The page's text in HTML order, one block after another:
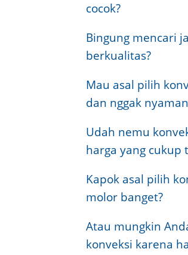
cocok?
Bingung mencari
berkualitas?
Mau asal pilih
dan nggak
Udah nemu
harga yang cukup
Kapok asal pilih
molor banget?
Atau mungkin
konveksi karena